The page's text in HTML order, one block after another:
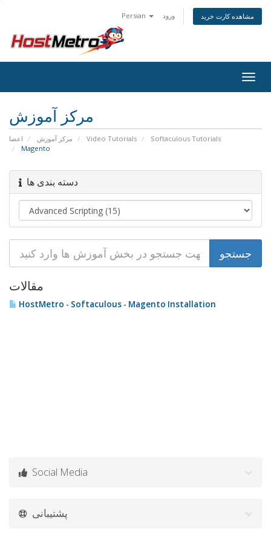
Persian ورود مشاهده کارت خرید
مرکز آموزش
اعضا مرکز آموزش Video Tutorials
Softaculous Tutorials
Magento
دسته بندی ها
مقالات
HostMetro - Softaculous - Magento Installation
Social Media
پشتیبانی